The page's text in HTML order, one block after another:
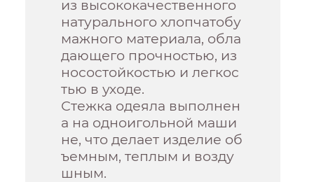
из высококачественного
натурального хлопчатобу
мажного материала, обла
дающего прочностью, из
носостойкостью и легкос
тью в уходе.
Стежка одеяла выполнен
а на одноигольной маши
не, что делает изделие об
ъемным, теплым и возду
шным.